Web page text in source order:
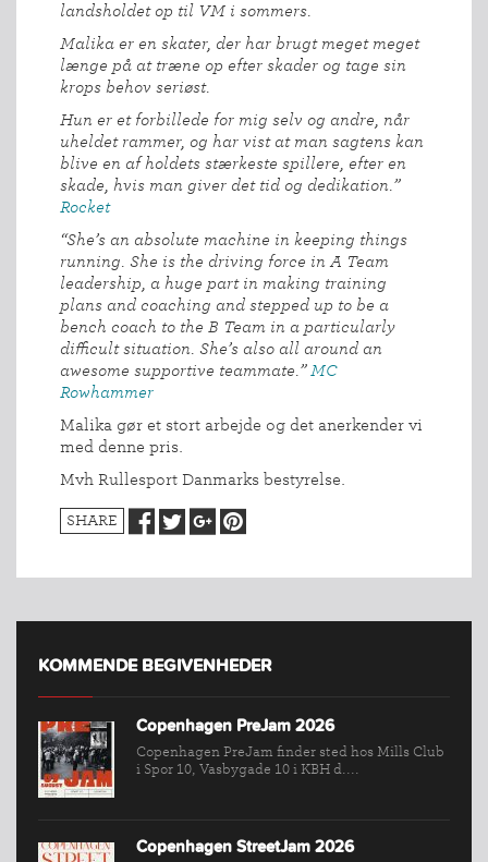
INDMELDELSE
NYHEDER
SPORTSGRENE
VÆRKTØJSKASSEN
KONKURRENCER
landsholdet op til VM i sommers.
Malika er en skater, der har brugt meget meget
længe på at træne op efter skader og tage sin
krops behov seriøst.
Hun er et forbillede for mig selv og andre, når
uheldet rammer, og har vist at man sagtens kan
blive en af holdets stærkeste spillere, efter en
skade, hvis man giver det tid og dedikation.”
Rocket
“She’s an absolute machine in keeping things
running. She is the driving force in A Team
leadership, a huge part in making training
plans and coaching and stepped up to be a
bench coach to the B Team in a particularly
difficult situation. She’s also all around an
awesome supportive teammate.” MC
Rowhammer
Malika gør et stort arbejde og det anerkender vi
med denne pris.
Mvh Rullesport Danmarks bestyrelse.
SHARE
KOMMENDE BEGIVENHEDER
Copenhagen PreJam 2026
Copenhagen PreJam finder sted hos Mills Club
i Spor 10, Vasbygade 10 i KBH d....
Copenhagen StreetJam 2026